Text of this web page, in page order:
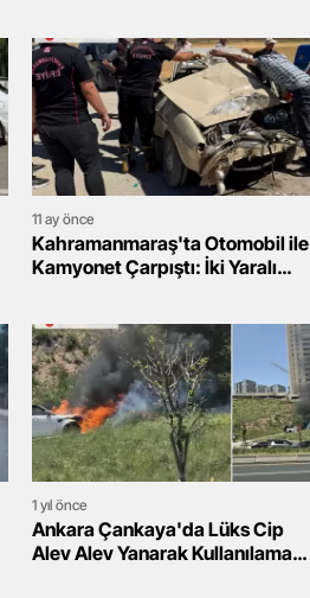
11 ay önce
Kahramanmaraş'ta Otomobil ile
Kamyonet Çarpıştı: İki Yaralı
1 yıl önce
Ankara Çankaya'da Lüks Cip
Alev Alev Yanarak Kullanılamaz